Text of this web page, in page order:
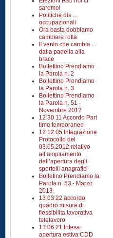
saremo!
Politiche dis ...
occupazionali
Ora basta dobbiamo
cambiare rotta
Il vento che cambia ...
dalla padella alla
brace
Bollettino Prendiamo
la Parola n. 2
Bollettino Prendiamo
la Parola n. 3
Bollettino Prendiamo
la Parola n. 51 -
Novembre 2012
12 30 11 Accordo Part
time temporaneo
12 12 05 Integrazione
Protocollo del
03.05.2012 relativo
all’ampliamento
dell’apertura degli
sportelli anagrafici
Bolletino Prendiamo la
Parola n. 53 - Marzo
2013
13 03 22 accordo
quadro misure di
flessibilita lavorativa
telelavoro
13 06 21 Intesa
apertura estiva CDD